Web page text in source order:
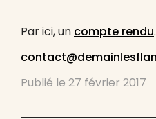
Par ici, un compte rendu.
Publié le 27 février 2017